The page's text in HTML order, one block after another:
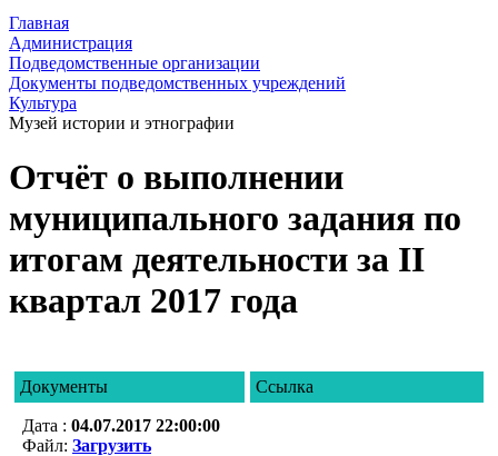
Главная
Администрация
Подведомственные организации
Документы подведомственных учреждений
Культура
Музей истории и этнографии
Отчёт о выполнении
муниципального задания по
итогам деятельности за II
квартал 2017 года
Документы Ссылка
Дата : 04.07.2017 22:00:00
Файл: Загрузить